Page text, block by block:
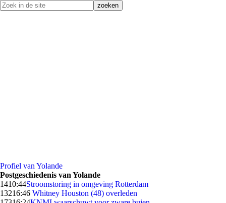
Profiel van Yolande
Postgeschiedenis van Yolande
1410:44Stroomstoring in omgeving Rotterdam
13216:46 Whitney Houston (48) overleden